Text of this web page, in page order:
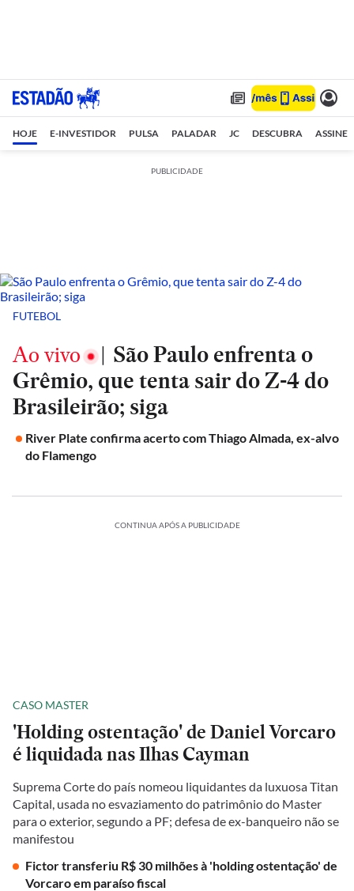
HOJE E-INVESTIDOR PULSA PALADAR JC DESCUBRA ASSINE
PUBLICIDADE
FUTEBOL
Ao vivo | São Paulo enfrenta o
Grêmio, que tenta sair do Z-4 do
Brasileirão; siga
River Plate confirma acerto com Thiago Almada, ex-alvo
do Flamengo
CONTINUA APÓS A PUBLICIDADE
CASO MASTER
'Holding ostentação' de Daniel Vorcaro
é liquidada nas Ilhas Cayman
Suprema Corte do país nomeou liquidantes da luxuosa Titan
Capital, usada no esvaziamento do patrimônio do Master
para o exterior, segundo a PF; defesa de ex-banqueiro não se
manifestou
Fictor transferiu R$ 30 milhões à 'holding ostentação' de
Vorcaro em paraíso fiscal